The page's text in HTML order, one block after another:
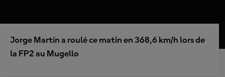
Jorge Martín a roulé ce matin en 368,6 km/h lors de
la FP2 au Mugello